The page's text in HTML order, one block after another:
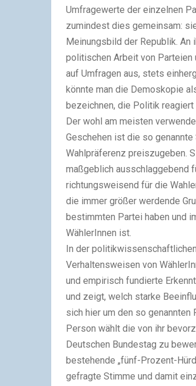
Umfragewerte der einzelnen
zumindest dies gemeinsam:
Meinungsbild der Republik.
politischen Arbeit von Parteien
auf Umfragen aus, stets
könnte man die Demoskopie
bezeichnen, die Politik
Der wohl am meisten
Geschehen ist die so
Wahlpräferenz preiszugeben.
maßgeblich ausschlaggebend
richtungsweisend für die
die immer größer werdende
bestimmten Partei haben und
WählerInnen ist.
In der
Verhaltensweisen von
und empirisch fundierte
und zeigt, welch starke
sich hier um den so
Person wählt die von ihr
Deutschen Bundestag zu
bestehende „fünf-Prozent-
gefragte Stimme und damit